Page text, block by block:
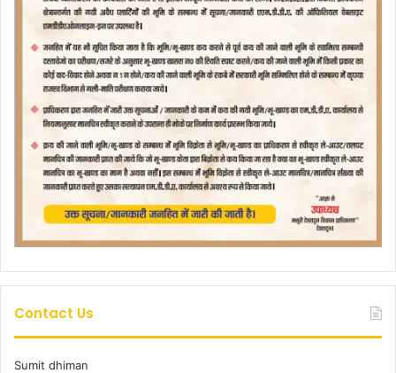
Contact Us
Sumit dhiman